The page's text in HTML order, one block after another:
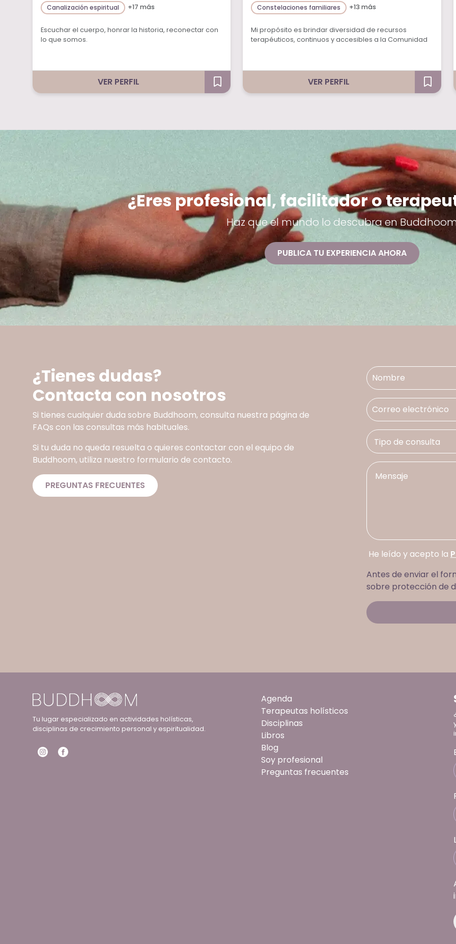
Canalización espiritual
+17 más
Escuchar el cuerpo, honrar la historia, reconectar con
lo que somos.
VER PERFIL
Constelaciones familiares
+13 más
Mi propósito es brindar diversidad de recursos
terapéuticos, continuos y accesibles a la Comunidad
VER PERFIL
¿Eres profesional, facilitador o
Haz que el mundo lo descubra en
PUBLICA TU EXPERIENCIA AHORA
¿Tienes dudas?
Contacta con nosotros
Si tienes cualquier duda sobre Buddhoom, consulta nuestra página de
FAQs con las consultas más habituales.
Si tu duda no queda resuelta o quieres contactar con el equipo de
Buddhoom, utiliza nuestro formulario de contacto.
PREGUNTAS FRECUENTES
He leído y acepto la
Antes de enviar el
sobre protección de
Tu lugar especializado en actividades holísticas,
disciplinas de crecimiento personal y espiritualidad.
Agenda
Terapeutas holísticos
Disciplinas
Libros
Blog
Soy profesional
Preguntas frecuentes